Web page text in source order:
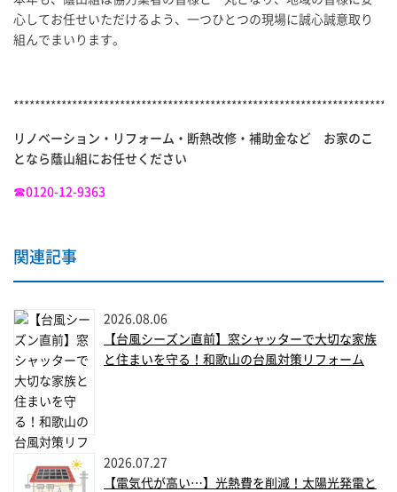
心してお任せいただけるよう、一つひとつの現場に誠心誠意取り
組んでまいります。
リノベーション・リフォーム・断熱改修・補助金など お家のこ
となら蔭山組にお任せください
☎0120-12-9363
関連記事
2026.08.06
【台風シーズン直前】窓シャッターで大切な家族
と住まいを守る！和歌山の台風対策リフォーム
2026.07.27
【電気代が高い…】光熱費を削減！太陽光発電と